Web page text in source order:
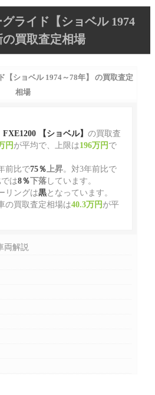
ライド【ショベル 1974
の買取査定相場
【ショベル 1974～78年】 の買取査定
相場
FXE1200 【ショベル】 の買取査
円 が平均で、上限は196万円 で
前比で75％ 上昇。対3年前比で
は8％下落しています。
リングは黒となっています。
の買取査定相場は40.3万円 が平
両解説